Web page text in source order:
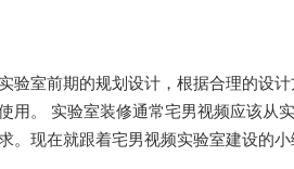
期的规划设计，根据合理的设计方
。 实验室装修通常宅男视频应该从实
。现在就跟着宅男视频实验室建设的